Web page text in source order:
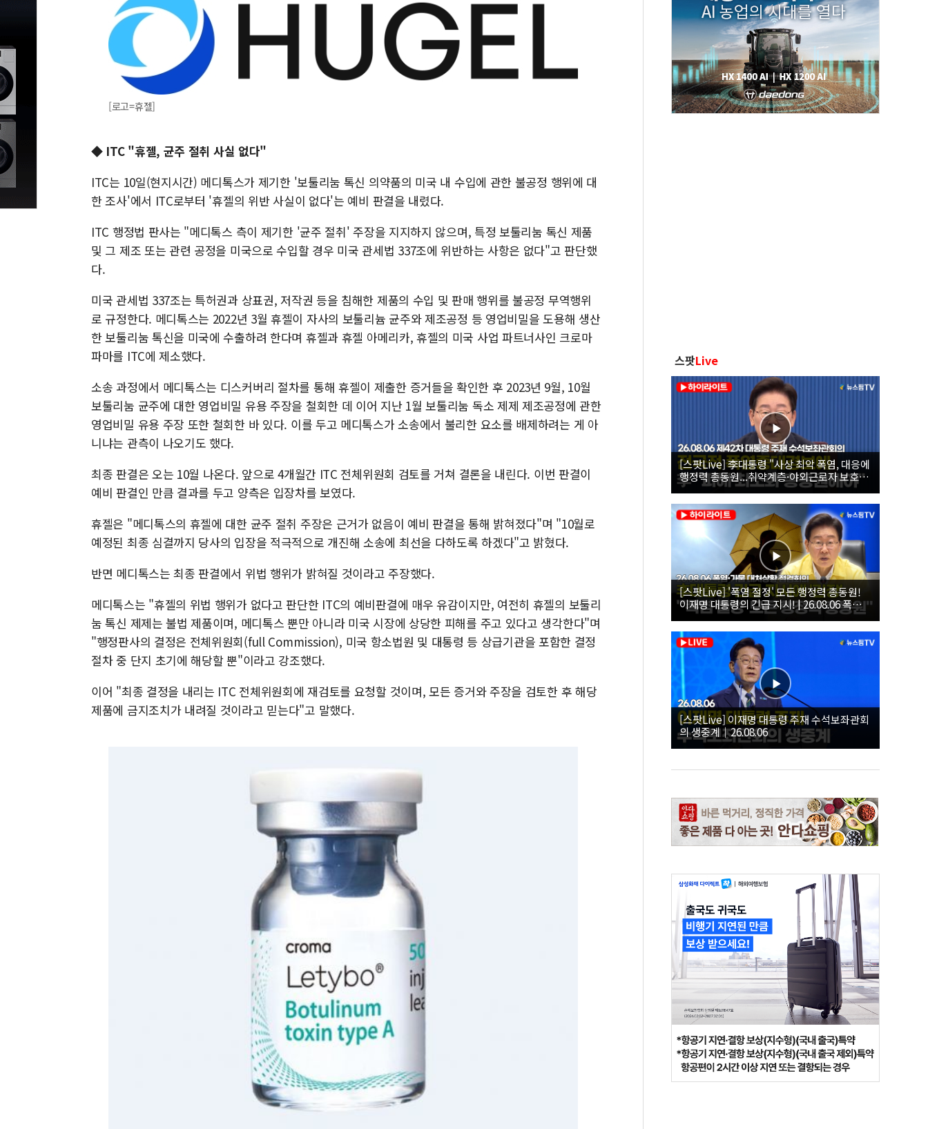
[로고=휴젤]
◆ ITC "휴젤, 균주 절취 사실 없다"
ITC는 10일(현지시간) 메디톡스가 제기한 '보툴리눔 톡신 의약품의 미국 내 수입에 관한 불공정 행위에 대
한 조사'에서 ITC로부터 '휴젤의 위반 사실이 없다'는 예비 판결을 내렸다.
ITC 행정법 판사는 "메디톡스 측이 제기한 '균주 절취' 주장을 지지하지 않으며, 특정 보툴리눔 톡신 제품
및 그 제조 또는 관련 공정을 미국으로 수입할 경우 미국 관세법 337조에 위반하는 사항은 없다"고 판단했
다.
미국 관세법 337조는 특허권과 상표권, 저작권 등을 침해한 제품의 수입 및 판매 행위를 불공정 무역행위
로 규정한다. 메디톡스는 2022년 3월 휴젤이 자사의 보툴리늄 균주와 제조공정 등 영업비밀을 도용해 생산
한 보툴리눔 톡신을 미국에 수출하려 한다며 휴젤과 휴젤 아메리카, 휴젤의 미국 사업 파트너사인 크로마
파마를 ITC에 제소했다.
소송 과정에서 메디톡스는 디스커버리 절차를 통해 휴젤이 제출한 증거들을 확인한 후 2023년 9월, 10월
보툴리눔 균주에 대한 영업비밀 유용 주장을 철회한 데 이어 지난 1월 보툴리눔 독소 제제 제조공정에 관한
영업비밀 유용 주장 또한 철회한 바 있다. 이를 두고 메디톡스가 소송에서 불리한 요소를 배제하려는 게 아
니냐는 관측이 나오기도 했다.
최종 판결은 오는 10월 나온다. 앞으로 4개월간 ITC 전체위원회 검토를 거쳐 결론을 내린다. 이번 판결이
예비 판결인 만큼 결과를 두고 양측은 입장차를 보였다.
휴젤은 "메디톡스의 휴젤에 대한 균주 절취 주장은 근거가 없음이 예비 판결을 통해 밝혀졌다"며 "10월로
예정된 최종 심결까지 당사의 입장을 적극적으로 개진해 소송에 최선을 다하도록 하겠다"고 밝혔다.
반면 메디톡스는 최종 판결에서 위법 행위가 밝혀질 것이라고 주장했다.
메디톡스는 "휴젤의 위법 행위가 없다고 판단한 ITC의 예비판결에 매우 유감이지만, 여전히 휴젤의 보툴리
눔 톡신 제제는 불법 제품이며, 메디톡스 뿐만 아니라 미국 시장에 상당한 피해를 주고 있다고 생각한다"며
"행정판사의 결정은 전체위원회(full Commission), 미국 항소법원 및 대통령 등 상급기관을 포함한 결정
절차 중 단지 초기에 해당할 뿐"이라고 강조했다.
이어 "최종 결정을 내리는 ITC 전체위원회에 재검토를 요청할 것이며, 모든 증거와 주장을 검토한 후 해당
제품에 금지조치가 내려질 것이라고 믿는다"고 말했다.
스팟Live
[스팟Live] 李대통령 "사상 최악 폭염, 대응에
행정력 총동원...취약계층·야외근로자 보호에
힘써야"｜26.08.06 제42차 대통령 주재 수석
보좌관회의
[스팟Live] '폭염 절정' 모든 행정력 총동원!
이재명 대통령의 긴급 지시! | 26.08.06 폭염•
가뭄 대처상황 점검회의
[스팟Live] 이재명 대통령 주재 수석보좌관회
의 생중계｜26.08.06